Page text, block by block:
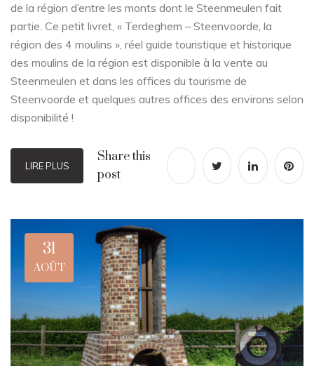
de la région d’entre les monts dont le Steenmeulen fait
partie. Ce petit livret, « Terdeghem – Steenvoorde, la
région des 4 moulins », réel guide touristique et historique
des moulins de la région est disponible à la vente au
Steenmeulen et dans les offices du tourisme de
Steenvoorde et quelques autres offices des environs selon
disponibilité !
LIRE PLUS
Share this
post
31
AOÛT